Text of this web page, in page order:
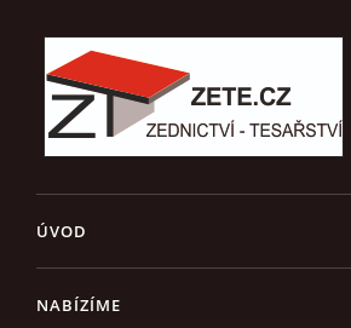
ÚVOD
NABÍZÍME